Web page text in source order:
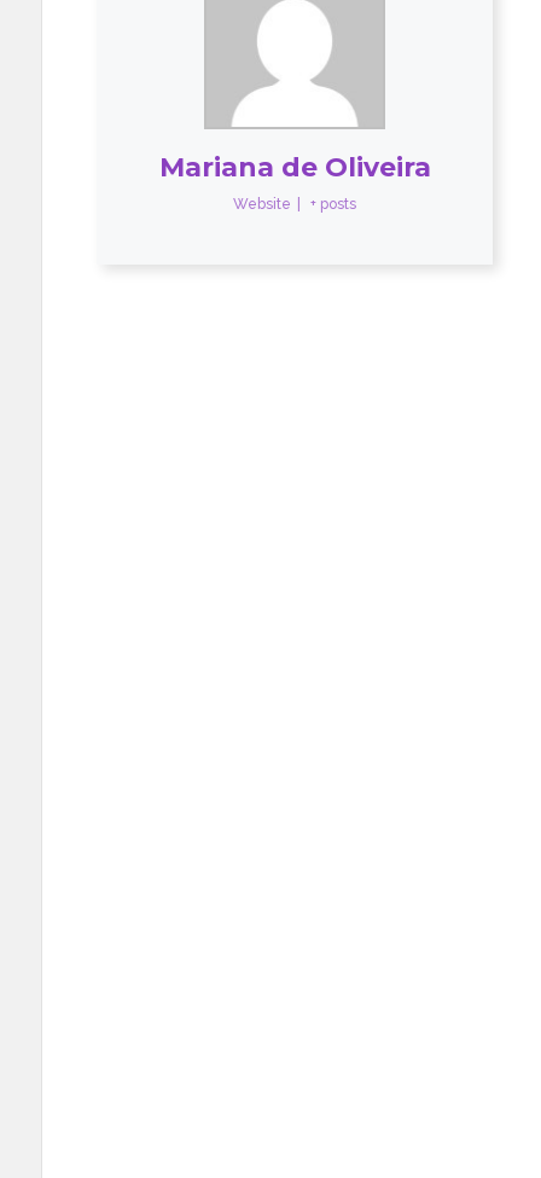
Mariana de Oliveira
Website + posts